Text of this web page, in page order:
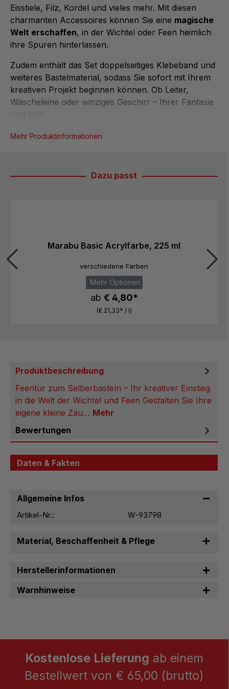
Eisstiele, Filz, Kordel und vieles mehr. Mit diesen
charmanten Accessoires können Sie eine magische
Welt erschaffen, in der Wichtel oder Feen heimlich
ihre Spuren hinterlassen.
Zudem enthält das Set doppelseitiges Klebeband und
weiteres Bastelmaterial, sodass Sie sofort mit Ihrem
kreativen Projekt beginnen können. Ob Leiter,
Wäscheleine oder winziges Geschirr – Ihrer Fantasie
Mehr Produktinformationen
Dazu passt
Marabu Basic Acrylfarbe, 225 ml
verschiedene Farben
Mehr Optionen
ab € 4,80*
(€ 21,33* / l)
Produktbeschreibung
Feentür zum Selberbasteln – Ihr kreativer Einstieg
in die Welt der Wichtel und Feen Gestalten Sie Ihre
eigene kleine Zau… Mehr
Bewertungen
Daten & Fakten
Allgemeine Infos
Artikel-Nr.: W-93798
Material, Beschaffenheit & Pflege
Herstellerinformationen
Warnhinweise
Kostenlose Lieferung ab einem
Bestellwert von € 65,00 (brutto)